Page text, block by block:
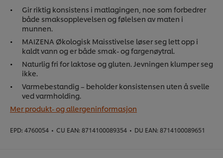
Gir riktig konsistens i matlagingen, noe som forbedrer
både smaksopplevelsen og følelsen av maten i
munnen.
MAIZENA Økologisk Maisstivelse løser seg lett opp i
kaldt vann og er både smak- og fargenøytral.
Naturlig fri for laktose og gluten. Jevningen klumper seg
ikke.
Varmebestandig – beholder konsistensen uten å svelle
ved varmholding.
Mer produkt- og allergeninformasjon
EPD: 4760054 • CU EAN: 8714100089354 • DU EAN: 8714100089651